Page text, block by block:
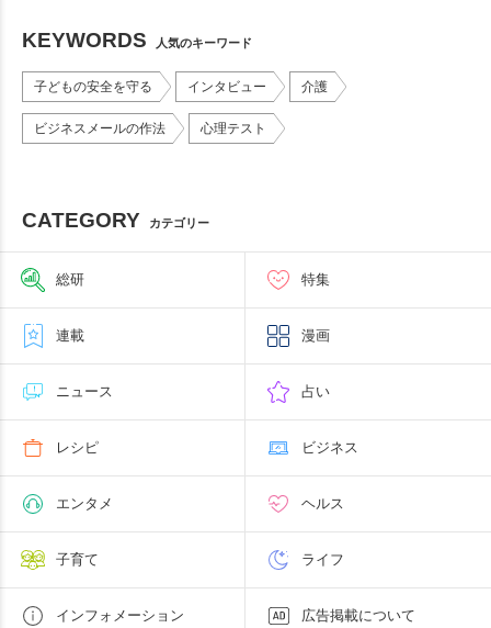
KEYWORDS 人気のキーワード
子どもの安全を守る インタビュー 介護
ビジネスメールの作法 心理テスト
CATEGORY カテゴリー
総研 特集
連載 漫画
ニュース 占い
レシピ ビジネス
エンタメ ヘルス
子育て ライフ
インフォメーション 広告掲載について